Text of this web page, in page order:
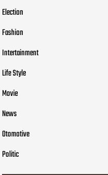
Election
Fashion
Intertainment
Life Style
Movie
News
Otomotive
Politic